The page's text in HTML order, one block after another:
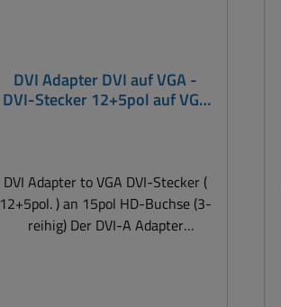
DVI Adapter DVI auf VGA -
DVI-Stecker 12+5pol auf VGA
DVI Adapter to VGA DVI-Stecker (
12+5pol. ) an 15pol HD-Buchse (3-
reihig) Der DVI-A Adapter